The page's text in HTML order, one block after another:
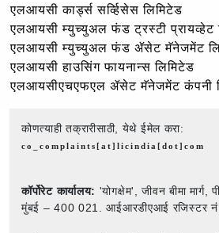
एलआयसी कार्ड्स सर्व्हिसेस लिमिटेड
एलआयसी म्युच्युअल फंड ट्रस्टी प्रायव्हेट
एलआयसी म्युच्युअल फंड ॲसेट मॅनेजमेंट
एलआयसी हाउसिंग फायनान्स लिमिटेड
एलआयसीएचएफएल ॲसेट मॅनेजमेंट कंपनी
कोणत्याही तक्रारीसाठी, येथे ईमेल करा:
co_complaints[at]licindia[dot]com
कॉर्पोरेट कार्यालय: 'योगक्षेम', जीवन बीमा
मुंबई – 400 021. आईआरडीएआई रजिस्टर